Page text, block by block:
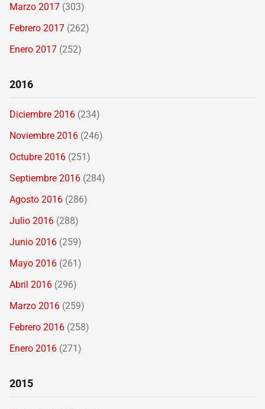
Marzo 2017 (303)
Febrero 2017 (262)
Enero 2017 (252)
2016
Diciembre 2016 (234)
Noviembre 2016 (246)
Octubre 2016 (251)
Septiembre 2016 (284)
Agosto 2016 (286)
Julio 2016 (288)
Junio 2016 (259)
Mayo 2016 (261)
Abril 2016 (296)
Marzo 2016 (259)
Febrero 2016 (258)
Enero 2016 (271)
2015